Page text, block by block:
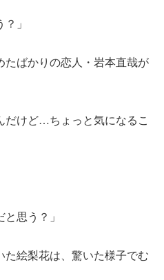
」
ばかりの恋人・岩本直哉が
だけど…ちょっと気になるこ
思う？」
絵梨花は、驚いた様子でむ